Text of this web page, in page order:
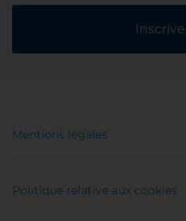
Mentions légales
Politique relative aux cookies